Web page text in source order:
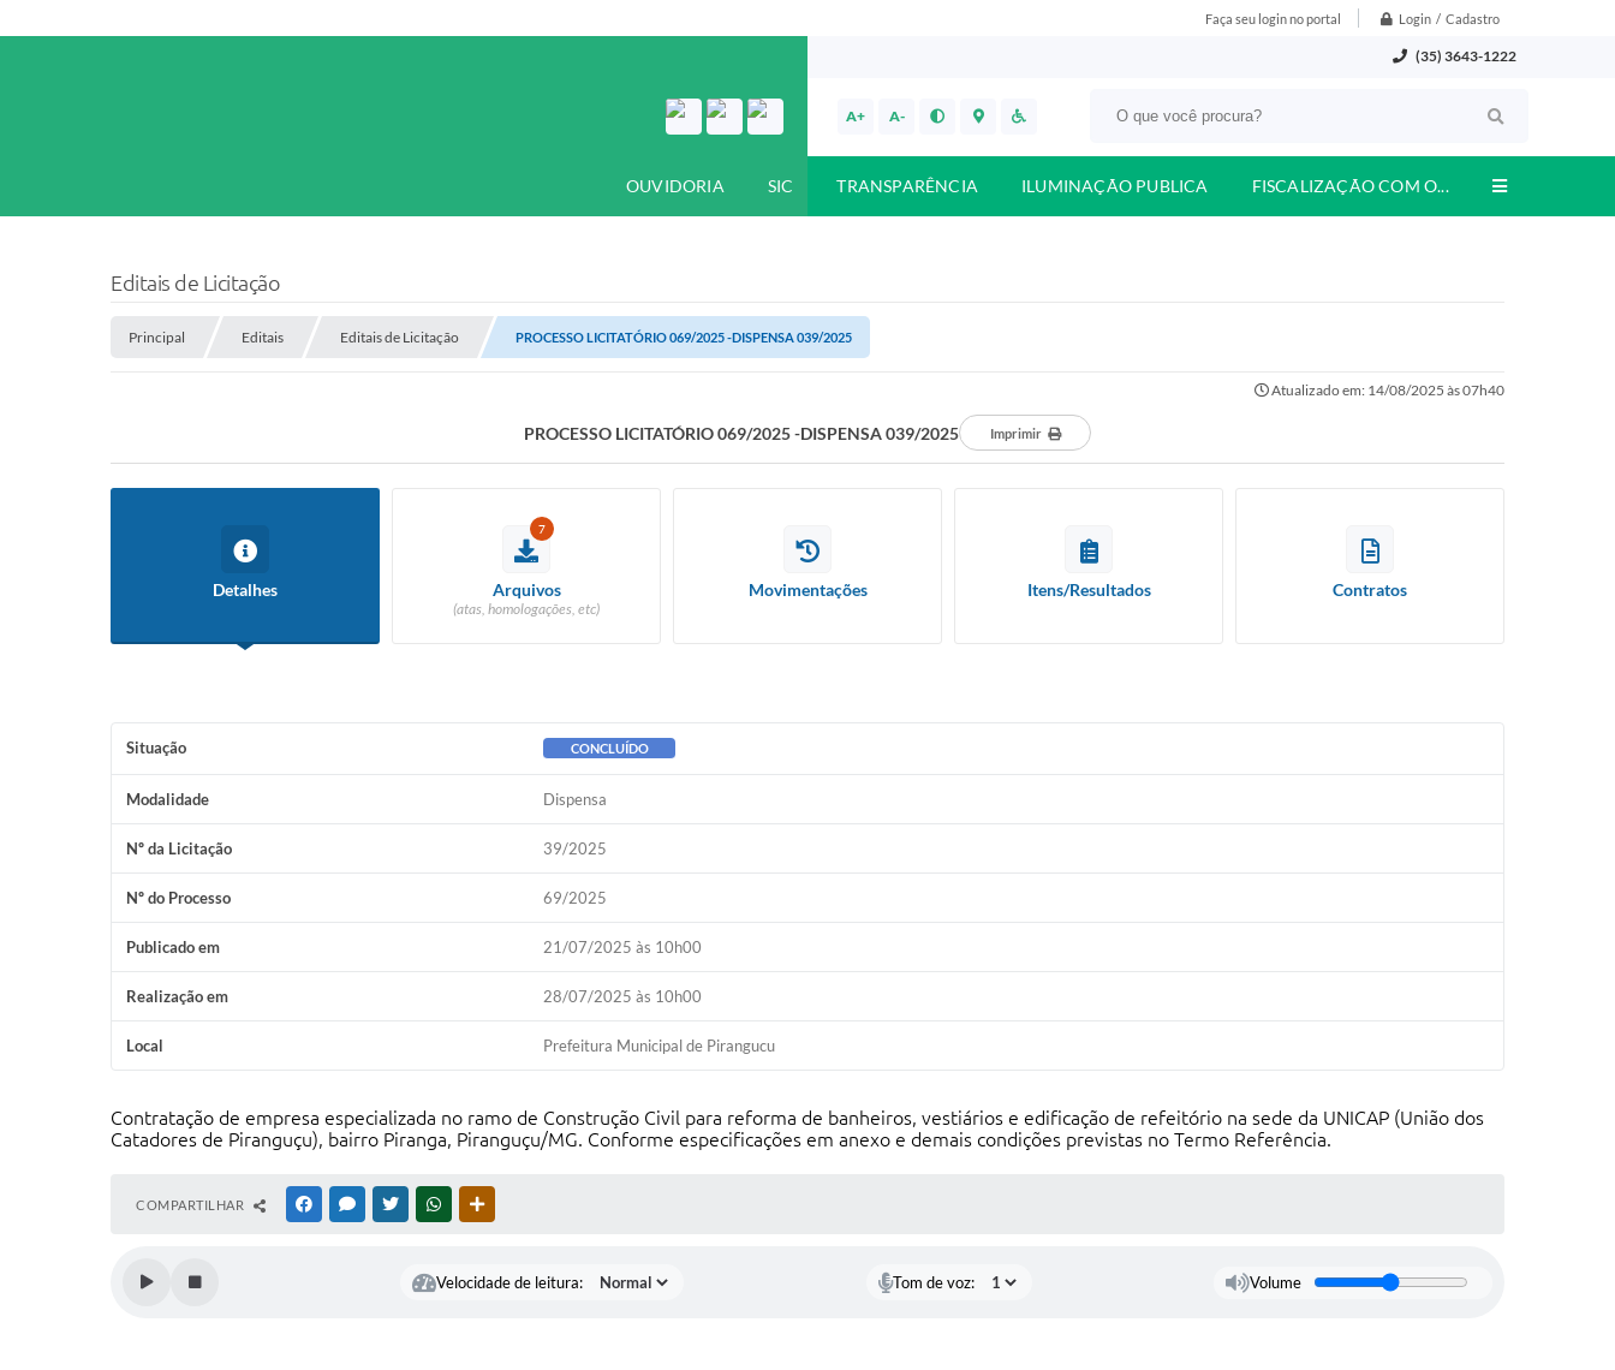
Faça seu login no portal Login / Cadastro
(35) 3643-1222
A+ A-
OUVIDORIA SIC TRANSPARÊNCIA ILUMINAÇÃO PUBLICA FISCALIZAÇÃO COM O...
Editais de Licitação
Principal Editais Editais de Licitação PROCESSO LICITATÓRIO 069/2025 -DISPENSA 039/2025
Atualizado em: 14/08/2025 às 07h40
PROCESSO LICITATÓRIO 069/2025 -DISPENSA 039/2025 Imprimir
Detalhes
7
Arquivos
(atas, homologações, etc)
Movimentações Itens/Resultados Contratos
Situação CONCLUÍDO
Modalidade Dispensa
Nº da Licitação 39/2025
Nº do Processo 69/2025
Publicado em 21/07/2025 às 10h00
Realização em 28/07/2025 às 10h00
Local Prefeitura Municipal de Pirangucu
Contratação de empresa especializada no ramo de Construção Civil para reforma de banheiros, vestiários e edificação de refeitório na sede da UNICAP (União dos
Catadores de Piranguçu), bairro Piranga, Piranguçu/MG. Conforme especificações em anexo e demais condições previstas no Termo Referência.
COMPARTILHAR FACEBOOKMESSENGER
TWITTERWHATSAPP
Velocidade de leitura: Tom de voz: Volume